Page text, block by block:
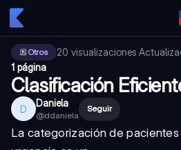
Otros 20 visualizaciones·
1 página
Clasificación
D Daniela
@ddaniela
Seguir
La categorización de